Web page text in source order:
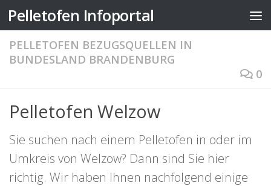
Zum Inhalt springen
Pelletofen Infoportal
PELLETOFEN BEZUGSQUELLEN IN
BUNDESLAND BRANDENBURG
0
Pelletofen Welzow
Sie suchen nach einem Pelletofen in oder im
Umkreis von Welzow? Dann sind Sie hier
richtig. Wir haben Ihnen nachfolgend einige